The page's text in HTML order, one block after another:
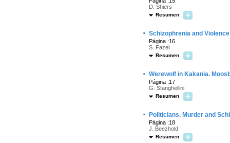
D. Shiers
Resumen
· Schizophrenia and
Página :16
S. Fazel
Resumen
· Werewolf in Kakania.
Página :17
G. Stanghellini
Resumen
· Politicians, Murder and
Página :18
J. Beezhold
Resumen